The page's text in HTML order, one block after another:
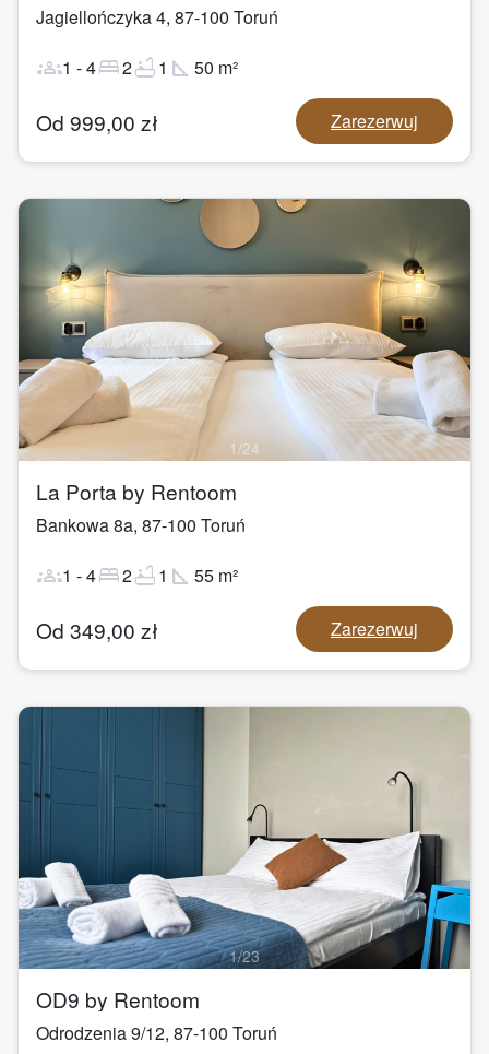
Jagiellończyka 4, 87-100 Toruń
groups1 -4bed2bathtub1 square_foot 50 m²
Od 999,00 zł Zarezerwuj
1/24
La Porta by Rentoom
Bankowa 8a, 87-100 Toruń
groups1 -4bed2bathtub1 square_foot 55 m²
Od 349,00 zł Zarezerwuj
1/23
OD9 by Rentoom
Odrodzenia 9/12, 87-100 Toruń